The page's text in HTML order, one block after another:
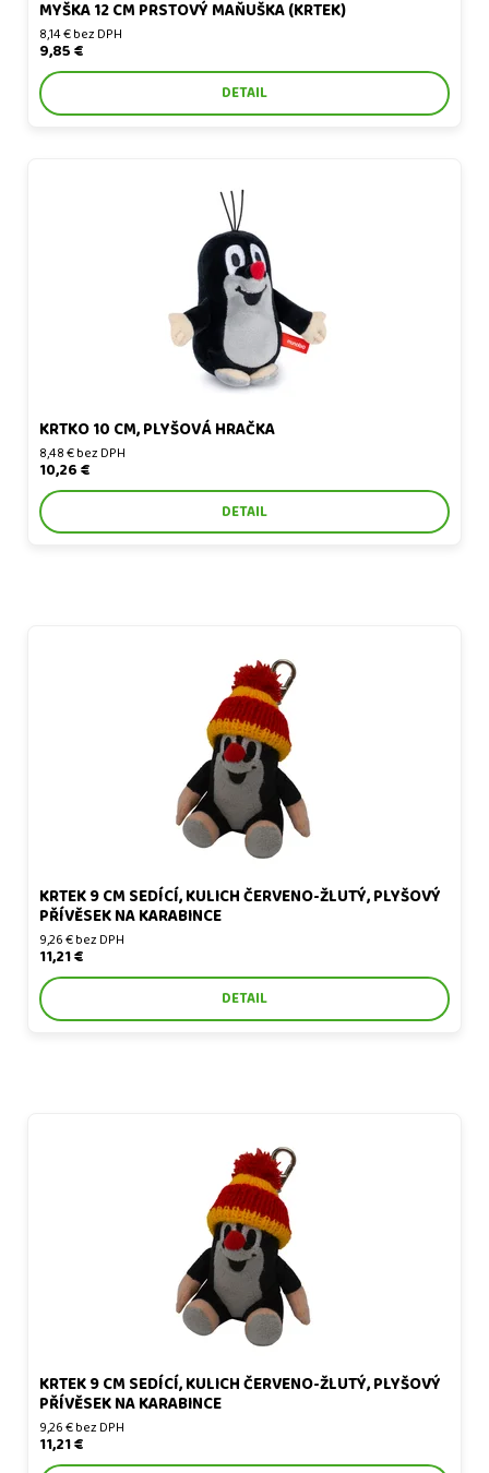
MYŠKA 12 CM PRSTOVÝ MAŇUŠKA (KRTEK)
8,14 € bez DPH
9,85 €
DETAIL
KRTKO 10 CM, PLYŠOVÁ HRAČKA
8,48 € bez DPH
10,26 €
DETAIL
Krtek 9 cm sedící, kulich červeno-žlutý, plyšový přívěsek na
KRTEK 9 CM SEDÍCÍ, KULICH ČERVENO-ŽLUTÝ, PLYŠOVÝ
PŘÍVĚSEK NA KARABINCE
9,26 € bez DPH
11,21 €
DETAIL
Krtek 9 cm sedící, kulich červeno-žlutý, plyšový přívěsek na
KRTEK 9 CM SEDÍCÍ, KULICH ČERVENO-ŽLUTÝ, PLYŠOVÝ
PŘÍVĚSEK NA KARABINCE
9,26 € bez DPH
11,21 €